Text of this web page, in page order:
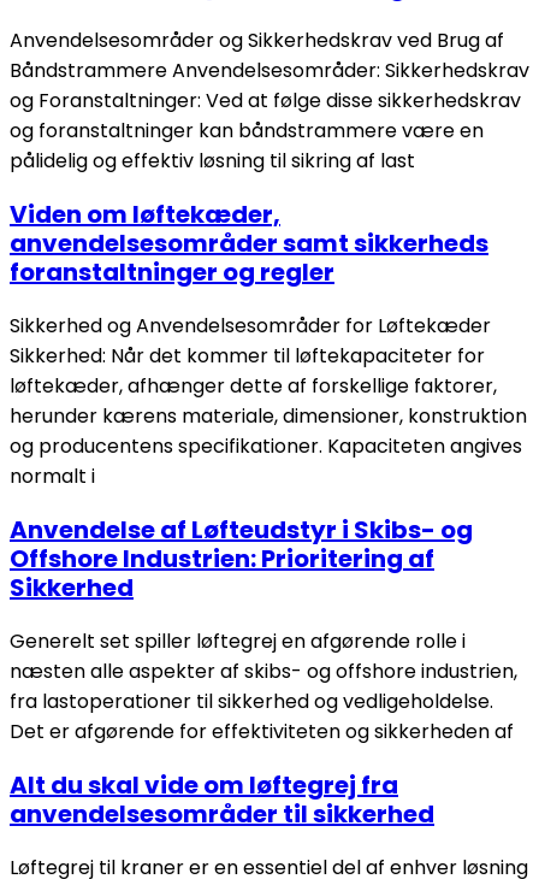
Anvendelsesområder og Sikkerhedskrav ved Brug af
Båndstrammere Anvendelsesområder: Sikkerhedskrav
og Foranstaltninger: Ved at følge disse sikkerhedskrav
og foranstaltninger kan båndstrammere være en
pålidelig og effektiv løsning til sikring af last
Viden om løftekæder,
anvendelsesområder samt sikkerheds
foranstaltninger og regler
Sikkerhed og Anvendelsesområder for Løftekæder
Sikkerhed: Når det kommer til løftekapaciteter for
løftekæder, afhænger dette af forskellige faktorer,
herunder kærens materiale, dimensioner, konstruktion
og producentens specifikationer. Kapaciteten angives
normalt i
Anvendelse af Løfteudstyr i Skibs- og
Offshore Industrien: Prioritering af
Sikkerhed
Generelt set spiller løftegrej en afgørende rolle i
næsten alle aspekter af skibs- og offshore industrien,
fra lastoperationer til sikkerhed og vedligeholdelse.
Det er afgørende for effektiviteten og sikkerheden af
Alt du skal vide om løftegrej fra
anvendelsesområder til sikkerhed
Løftegrej til kraner er en essentiel del af enhver løsning